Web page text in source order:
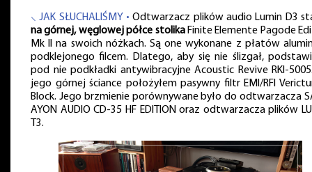
⸜ JAK SŁUCHALIŚMY • Odtwarzacz plików audio Lumin D3
na górnej, węglowej półce stolikaFinite Elemente Pagode
Mk II na swoich nóżkach. Są one wykonane z płatów
podklejonego filcem. Dlatego, aby się nie ślizgał,
pod nie podkładki antywibracyjne Acoustic Revive RKI-
jego górnej ściance położyłem pasywny filtr EMI/RFI
Block. Jego brzmienie porównywane było do odtwarzacza
AYON AUDIO CD-35 HF EDITION oraz odtwarzacza plików
T3.